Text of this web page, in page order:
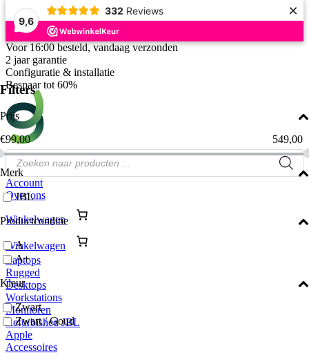
9,6
332 Reviews ×
Ga
naar
de
inhoud
Voor 16:00 besteld, vandaag verzonden
2 jaar garantie
Configuratie & installatie
Bespaar tot 60%
Producten
zoeken
Account
Over ons
Winkelwagen
Winkelwagen
Laptops
Rugged
Desktops
Workstations
Monitoren
Refurbished JBL
Apple
Accessoires
Filters
Prijs
€99,00 549,00
Merk
JBL
Productconditie
A
A+
Kleur
Zwart
Zwart / Goud